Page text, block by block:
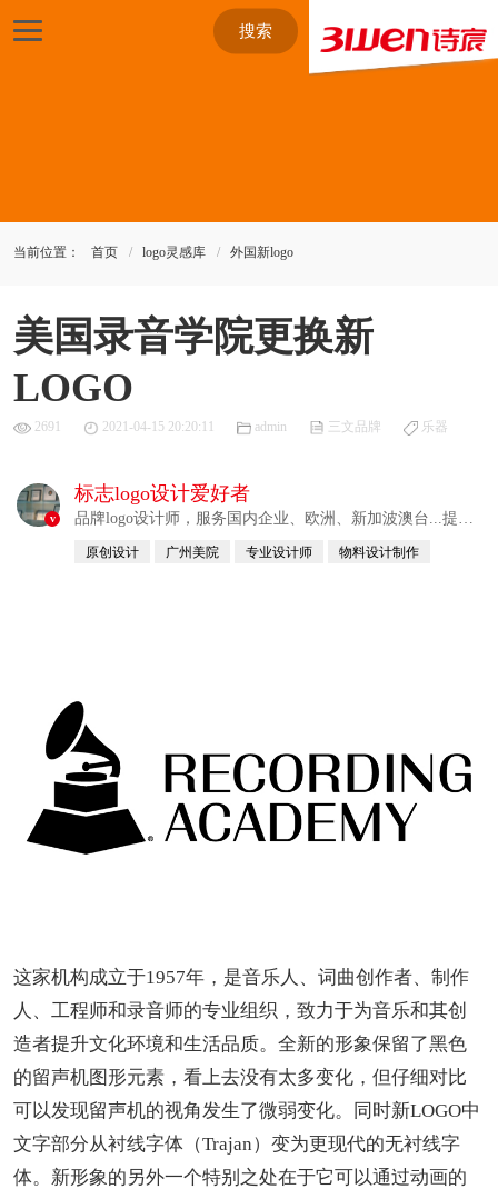
搜索
当前位置： 首页 logo灵感库 外国新logo
美国录音学院更换新
LOGO
2691 2021-04-15 20:20:11 admin 三文品牌 乐器
v
标志logo设计爱好者
品牌logo设计师，服务国内企业、欧洲、新加波澳台...提供
原创设计 广州美院 专业设计师 物料设计制作
这家机构成立于1957年，是音乐人、词曲创作者、制作
人、工程师和录音师的专业组织，致力于为音乐和其创
造者提升文化环境和生活品质。全新的形象保留了黑色
的留声机图形元素，看上去没有太多变化，但仔细对比
可以发现留声机的视角发生了微弱变化。同时新LOGO中
文字部分从衬线字体（Trajan）变为更现代的无衬线字
体。新形象的另外一个特别之处在于它可以通过动画的